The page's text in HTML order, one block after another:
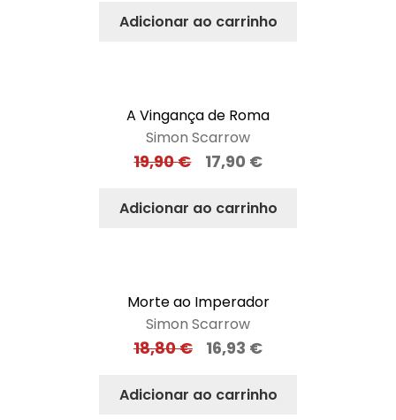
Adicionar ao carrinho
A Vingança de Roma
Simon Scarrow
19,90€ 17,90 €
Adicionar ao carrinho
Morte ao Imperador
Simon Scarrow
18,80€ 16,93 €
Adicionar ao carrinho